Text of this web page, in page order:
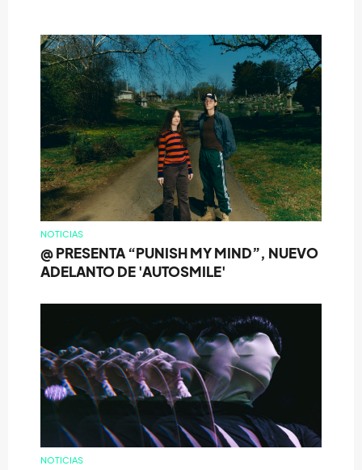
NOTICIAS
@ PRESENTA “PUNISH MY MIND”, NUEVO
ADELANTO DE 'AUTOSMILE'
NOTICIAS